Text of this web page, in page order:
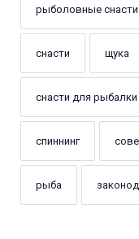
рыболовные снасти
снасти щука
снасти для рыбалки
спиннинг
рыба